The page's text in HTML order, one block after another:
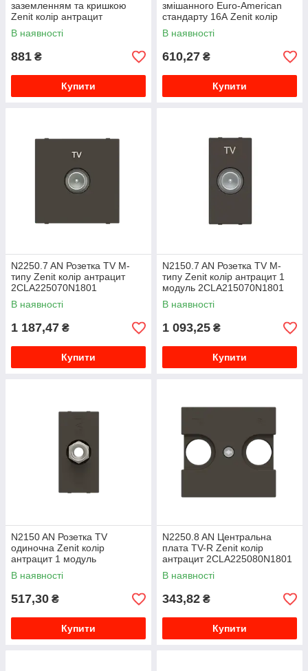
заземленням та кришкою
Zenit колір антрацит
2CLA228810N1801
В наявності
881 ₴
Купити
змішанного Euro-American
стандарту 16А Zenit колір
антрацит 2CLA213501N1801
В наявності
610,27 ₴
Купити
N2250.7 AN Розетка TV M-
типу Zenit колір антрацит
2CLA225070N1801
В наявності
1 187,47 ₴
Купити
N2150.7 AN Розетка TV M-
типу Zenit колір антрацит 1
модуль 2CLA215070N1801
В наявності
1 093,25 ₴
Купити
N2150 AN Розетка TV
одиночна Zenit колір
антрацит 1 модуль
2CLA215000N1801
В наявності
517,30 ₴
Купити
N2250.8 AN Центральна
плата TV-R Zenit колір
антрацит 2CLA225080N1801
В наявності
343,82 ₴
Купити